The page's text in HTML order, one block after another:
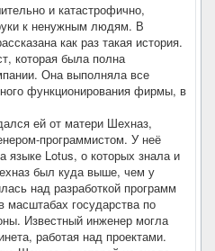
и катастрофично,
к ненужным людям. В
как раз такая история.
которая была полна
Она выполняла все
функционирования фирмы, в
ей от матери Шехназ,
программистом. У неё
языке Lotus, о которых знала и
был куда выше, чем у
над разработкой программ
масштабах государства по
Известный инженер могла
работая над проектами.